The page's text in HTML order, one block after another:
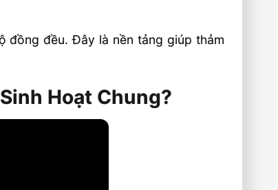
đồng đều. Đây là nền tảng giúp thảm
Hoạt Chung?